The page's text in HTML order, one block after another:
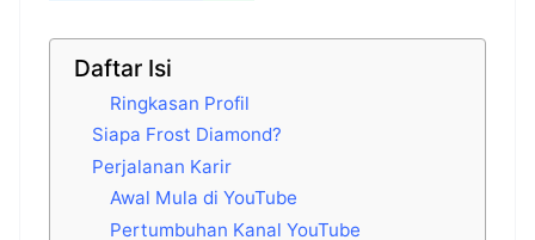
Daftar Isi
Ringkasan Profil
Siapa Frost Diamond?
Perjalanan Karir
Awal Mula di YouTube
Pertumbuhan Kanal YouTube